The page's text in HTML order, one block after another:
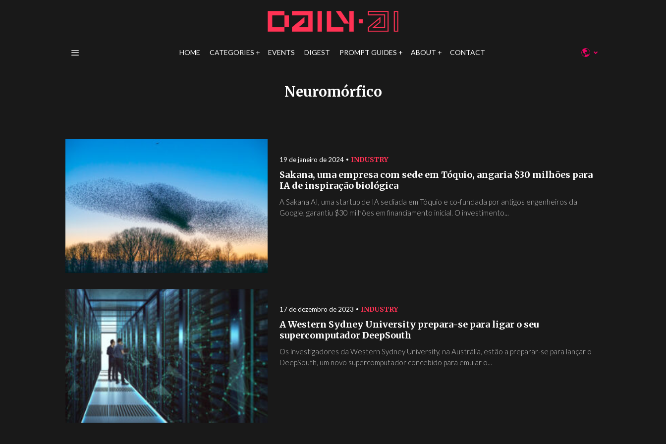
HOME CATEGORIES EVENTS DIGEST PROMPT GUIDES ABOUT CONTACT
Neuromórfico
19 de janeiro de 2024 INDUSTRY
Sakana, uma empresa com sede em Tóquio, angaria $30 milhões para
IA de inspiração biológica
A Sakana AI, uma startup de IA sediada em Tóquio e co-fundada por antigos engenheiros da
Google, garantiu $30 milhões em financiamento inicial. O investimento...
17 de dezembro de 2023 INDUSTRY
A Western Sydney University prepara-se para ligar o seu
supercomputador DeepSouth
Os investigadores da Western Sydney University, na Austrália, estão a preparar-se para lançar o
DeepSouth, um novo supercomputador concebido para emular o...